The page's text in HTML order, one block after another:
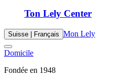
Ton Lely Center
Suisse | Français Mon Lely
Domicile
Fondée en 1948